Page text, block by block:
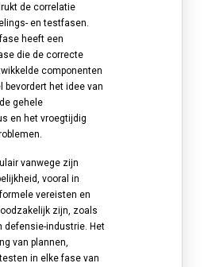
de correlatie
en testfasen.
heeft een
die de correcte
componenten
bevordert het idee van
gehele
en het vroegtijdig
vanwege zijn
vooral in
vereisten en
zijn, zoals
defensie-industrie. Het
van plannen,
in elke fase van